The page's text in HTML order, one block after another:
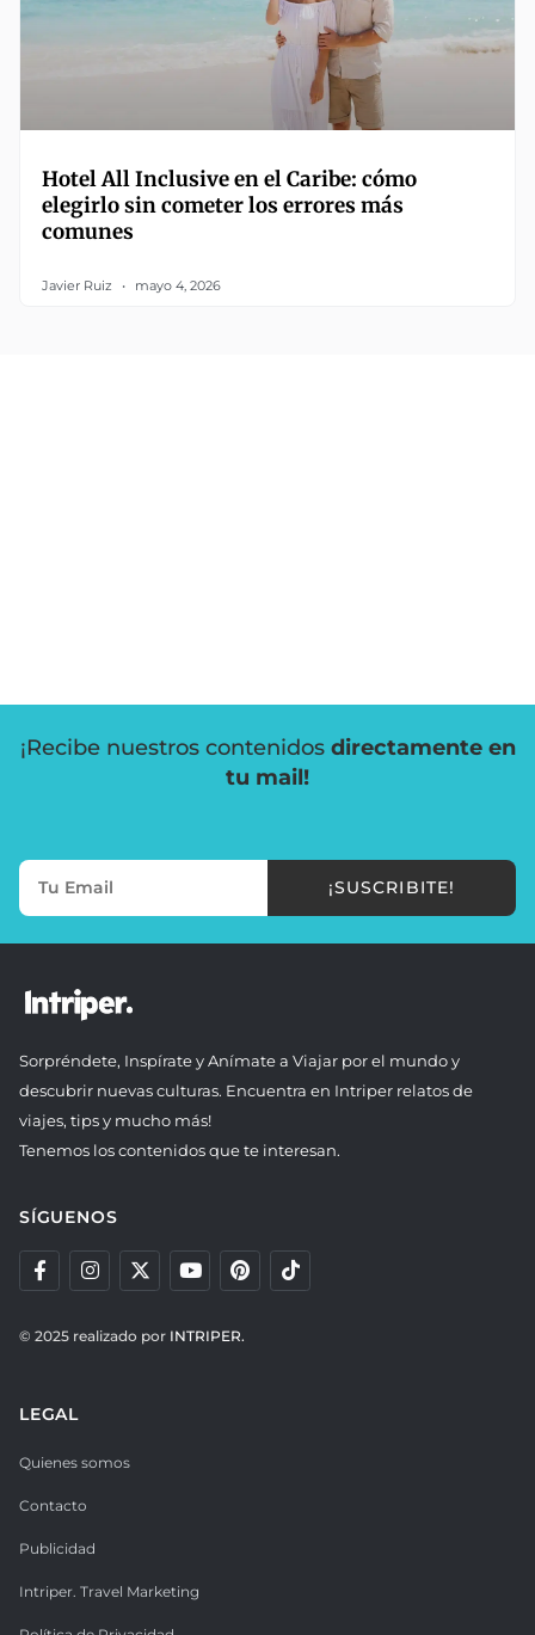
Hotel All Inclusive en el Caribe: cómo
elegirlo sin cometer los errores más
comunes
Javier Ruiz mayo 4, 2026
¡Recibe nuestros contenidos directamente en
tu mail!
¡SUSCRIBITE!
Sorpréndete, Inspírate y Anímate a Viajar por el mundo y
descubrir nuevas culturas. Encuentra en Intriper relatos de
viajes, tips y mucho más!
Tenemos los contenidos que te interesan.
SÍGUENOS
© 2025 realizado por INTRIPER.
LEGAL
Quienes somos
Contacto
Publicidad
Intriper. Travel Marketing